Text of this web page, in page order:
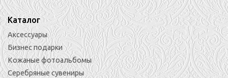
Ежедневник из натуральной кожи "Греческий"
15х22см. Съёмная обложка.
8 600₽
Каталог
Аксессуары
Бизнес подарки
Кожаные фотоальбомы
Серебряные сувениры